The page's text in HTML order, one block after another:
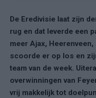
De Eredivisie laat zijn
rug en dat leverde een
meer Ajax,
scoorde er op los en
team van de week.
overwinningen van
vrij makkelijk tot